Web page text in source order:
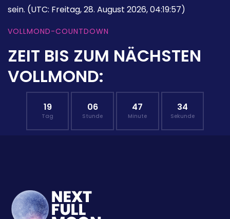
sein. (UTC: Freitag, 28. August 2026, 04:19:57)
VOLLMOND-COUNTDOWN
ZEIT BIS ZUM NÄCHSTEN
VOLLMOND:
19
Tag
06
Stunde
47
Minute
33
Sekunde